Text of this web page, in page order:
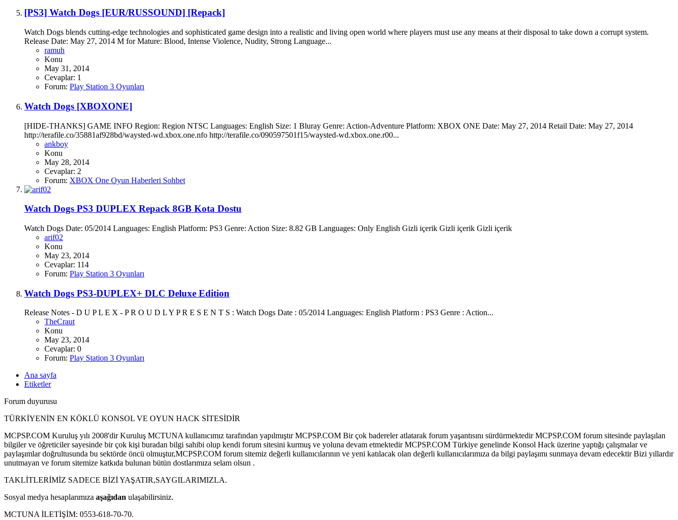
[PS3] Watch Dogs [EUR/RUSSOUND] [Repack]
Watch Dogs blends cutting-edge technologies and sophisticated game design into a realistic and living open world where players must use any means at their disposal to take down a corrupt system.
Release Date: May 27, 2014 M for Mature: Blood, Intense Violence, Nudity, Strong Language...
ramuh
Konu
May 31, 2014
Cevaplar: 1
Forum: Play Station 3 Oyunları
Watch Dogs [XBOXONE]
[HIDE-THANKS] GAME INFO Region: Region NTSC Languages: English Size: 1 Bluray Genre: Action-Adventure Platform: XBOX ONE Date: May 27, 2014 Retail Date: May 27, 2014
http://terafile.co/35881af928bd/waysted-wd.xbox.one.nfo http://terafile.co/090597501f15/waysted-wd.xbox.one.r00...
ankboy
Konu
May 28, 2014
Cevaplar: 2
Forum: XBOX One Oyun Haberleri Sohbet
Watch Dogs PS3 DUPLEX Repack 8GB Kota Dostu
Watch Dogs Date: 05/2014 Languages: English Platform: PS3 Genre: Action Size: 8.82 GB Languages: Only English Gizli içerik Gizli içerik Gizli içerik
arif02
Konu
May 23, 2014
Cevaplar: 114
Forum: Play Station 3 Oyunları
Watch Dogs PS3-DUPLEX+ DLC Deluxe Edition
Release Notes - D U P L E X - P R O U D L Y P R E S E N T S : Watch Dogs Date : 05/2014 Languages: English Platform : PS3 Genre : Action...
TheCraut
Konu
May 23, 2014
Cevaplar: 0
Forum: Play Station 3 Oyunları
Ana sayfa
Etiketler
Forum duyurusu
TÜRKİYENİN EN KÖKLÜ KONSOL VE OYUN HACK SİTESİDİR
MCPSP.COM Kuruluş yılı 2008'dir Kuruluş MCTUNA kullanıcımız tarafından yapılmıştır MCPSP.COM Bir çok badereler atlatarak forum yaşantısını sürdürmektedir MCPSP.COM forum sitesinde paylaşılan
bilgiler ve öğreticiler sayesinde bir çok kişi buradan bilgi sahibi olup kendi forum sitesini kurmuş ve yoluna devam etmektedir MCPSP.COM Türkiye genelinde Konsol Hack üzerine yaptığı çalışmalar ve
paylaşımlar doğrultusunda bu sektörde öncü olmuştur,MCPSP.COM forum sitemiz değerli kullanıcılarının ve yeni katılacak olan değerli kullanıcılarımıza da bilgi paylaşımı sunmaya devam edecektir Bizi yıllardır
unutmayan ve forum sitemize katkıda bulunan bütün dostlarımıza selam olsun .
TAKLİTLERİMİZ SADECE BİZİ YAŞATIR,SAYGILARIMIZLA.
Sosyal medya hesaplarımıza aşağıdan ulaşabilirsiniz.
MCTUNA İLETİŞİM: 0553-618-70-70.